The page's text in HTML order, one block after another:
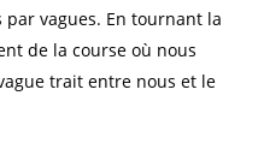
par vagues. En tournant la
de la course où nous
trait entre nous et le